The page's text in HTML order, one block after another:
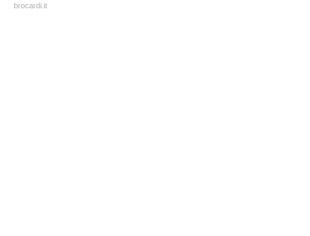
brocardi.it